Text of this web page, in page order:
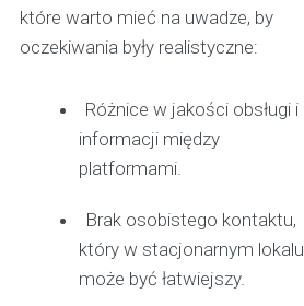
które warto mieć na uwadze, by
oczekiwania były realistyczne:
Różnice w jakości obsługi i
informacji między
platformami.
Brak osobistego kontaktu,
który w stacjonarnym lokalu
może być łatwiejszy.